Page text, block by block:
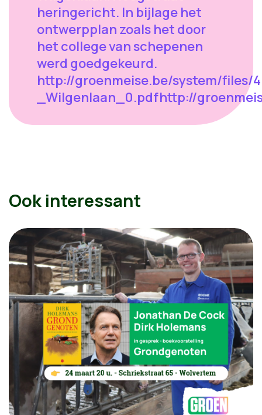
heringericht. In bijlage het
ontwerpplan zoals het door
het college van schepenen
werd goedgekeurd.
http://groenmeise.be/system/files/
_Wilgenlaan_0.pdfhttp://
Ook interessant